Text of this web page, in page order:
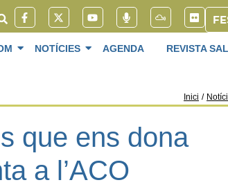
NOTÍCIES AGENDA REVISTA
Inici /
que ens dona
a l’ACO